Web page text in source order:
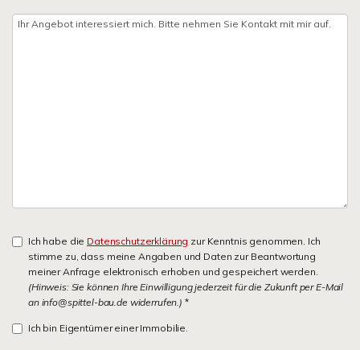
Ich habe die Datenschutzerklärung zur Kenntnis genommen. Ich
stimme zu, dass meine Angaben und Daten zur Beantwortung
meiner Anfrage elektronisch erhoben und gespeichert werden.
(Hinweis: Sie können Ihre Einwilligung jederzeit für die Zukunft per E-Mail
an info@spittel-bau.de widerrufen.) *
Ich bin Eigentümer einer Immobilie.